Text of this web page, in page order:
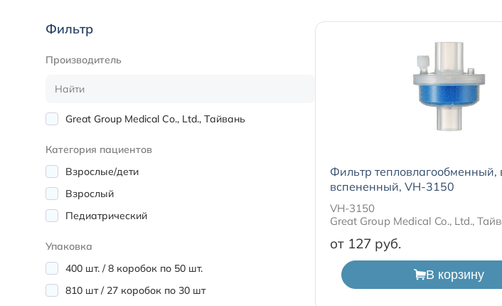
Фильтр
Производитель
Great Group Medical Co., Ltd., Тайвань
Категория пациентов
Взрослые/дети
Взрослый
Педиатрический
Упаковка
400 шт. / 8 коробок по 50 шт.
810 шт / 27 коробок по 30 шт
Фильтр тепловлагообменный,
вспененный, VH-3150
VH-3150
Great Group Medical Co., Ltd.,
от 127
В корзину